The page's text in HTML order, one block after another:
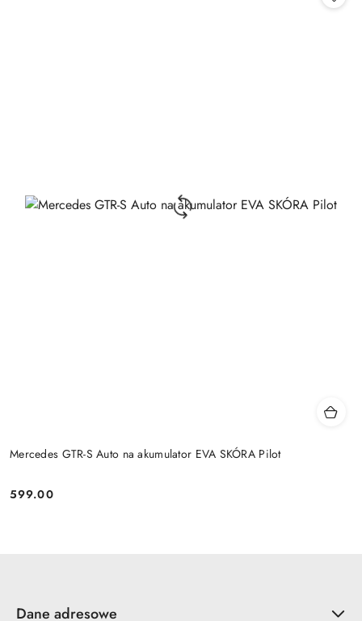
Mercedes GTR-S Auto na akumulator EVA SKÓRA Pilot
Cena:
599.00
Dane adresowe